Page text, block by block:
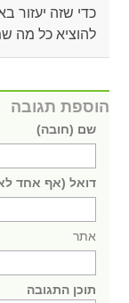
כדי שזה יעזור
להוציא כל מה
הוספת תגובה
שם (חובה)
דואל (אף אחד
אתר
תוכן התגובה